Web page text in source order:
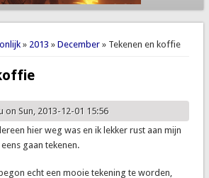
» 2013 » December» Tekenen en koffie
on Sun, 2013-12-01 15:56
hier weg was en ik lekker rust aan mijn
gaan tekenen.
echt een mooie tekening te worden,